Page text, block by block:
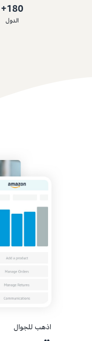
180+
الدول
اذهب للجوال